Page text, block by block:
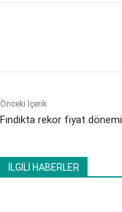
Önceki İçerik
​Fındıkta rekor fiyat dönemi
İLGİLİ HABERLER